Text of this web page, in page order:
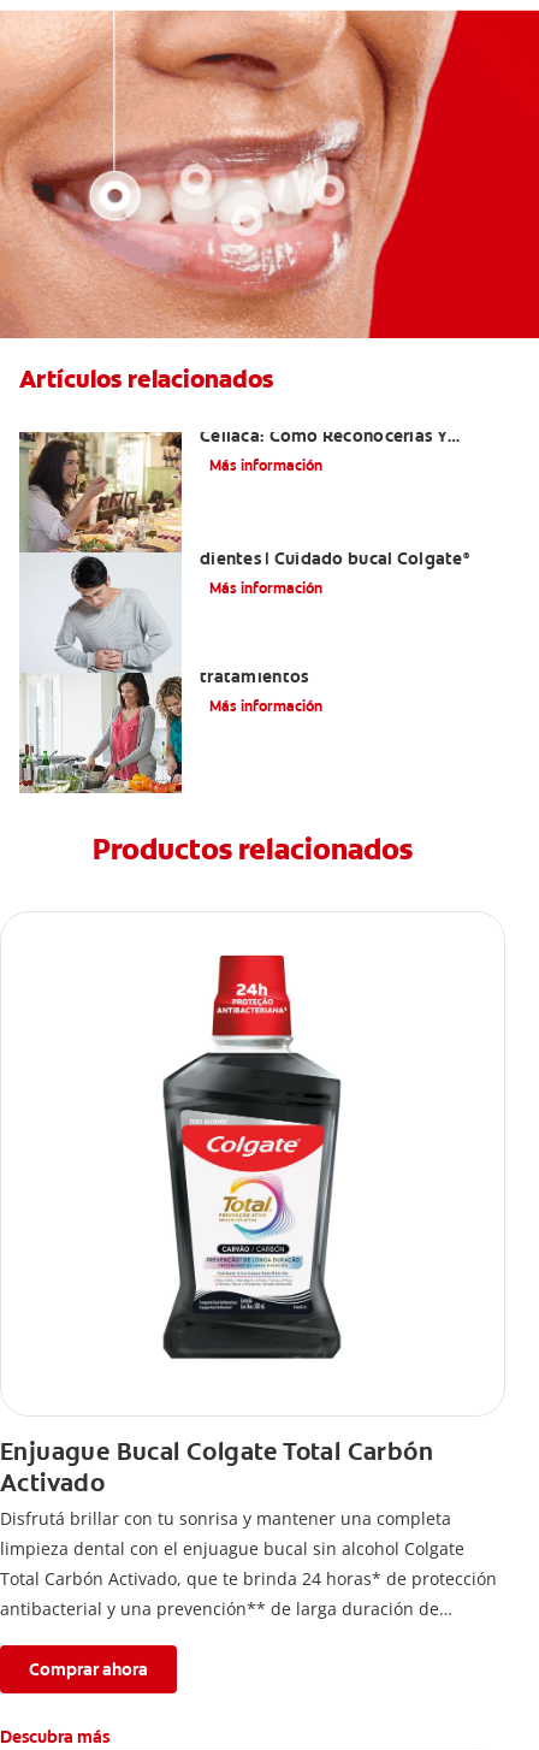
Artículos relacionados
Celíaca: Cómo Reconocerlas Y
Tratarlas
Más información
dientes | Cuidado bucal Colgate®
Más información
tratamientos
Más información
Productos relacionados
Enjuague Bucal Colgate Total Carbón
Activado
Disfrutá brillar con tu sonrisa y mantener una completa
limpieza dental con el enjuague bucal sin alcohol Colgate
Total Carbón Activado, que te brinda 24 horas* de protección
antibacterial y una prevención** de larga duración de
Comprar ahora
Descubra más